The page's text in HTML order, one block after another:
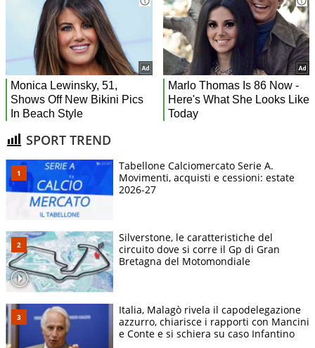
SPORT TREND
Tabellone Calciomercato Serie A.
Movimenti, acquisti e cessioni: estate
2026-27
Silverstone, le caratteristiche del
circuito dove si corre il Gp di Gran
Bretagna del Motomondiale
Italia, Malagò rivela il capodelegazione
azzurro, chiarisce i rapporti con Mancini
e Conte e si schiera su caso Infantino